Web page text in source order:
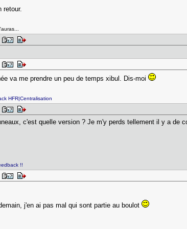
retour.
va me prendre un peu de temps xibul. Dis-moi
HFR|Centralisation
c'est quelle version ? Je m'y perds tellement il y a de
!!
j'en ai pas mal qui sont partie au boulot